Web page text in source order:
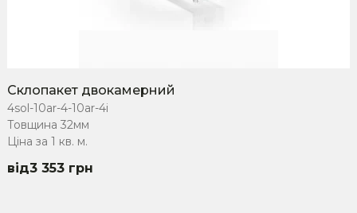
Склопакет двокамерний
4sol-10ar-4-10ar-4i
Товщина 32мм
Ціна за 1 кв. м.
3 353 грн